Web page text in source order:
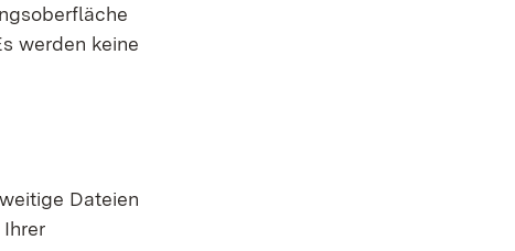
werden keine
Dateien